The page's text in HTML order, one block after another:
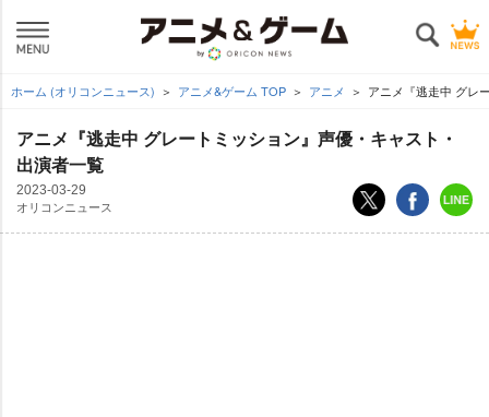
ホーム (オリコンニュース) アニメ&ゲーム TOP アニメ アニメ『逃走中 グレ
アニメ『逃走中 グレートミッション』声優・キャスト・
出演者一覧
2023-03-29
オリコンニュース